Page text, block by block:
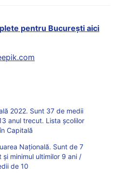
pentru București aici
2022. Sunt 37 de medii
anul trecut. Lista școlilor
Capitală
Națională. Sunt de 7
minimul ultimilor 9 ani /
de 10